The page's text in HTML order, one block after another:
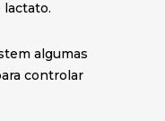
lactato.
algumas
controlar